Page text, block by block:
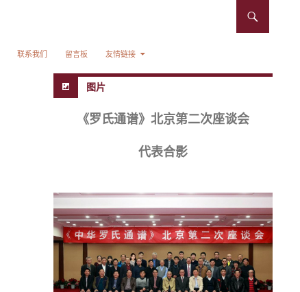
联系我们 留言板 友情链接
图片
《罗氏通谱》北京第二次座谈会
代表合影